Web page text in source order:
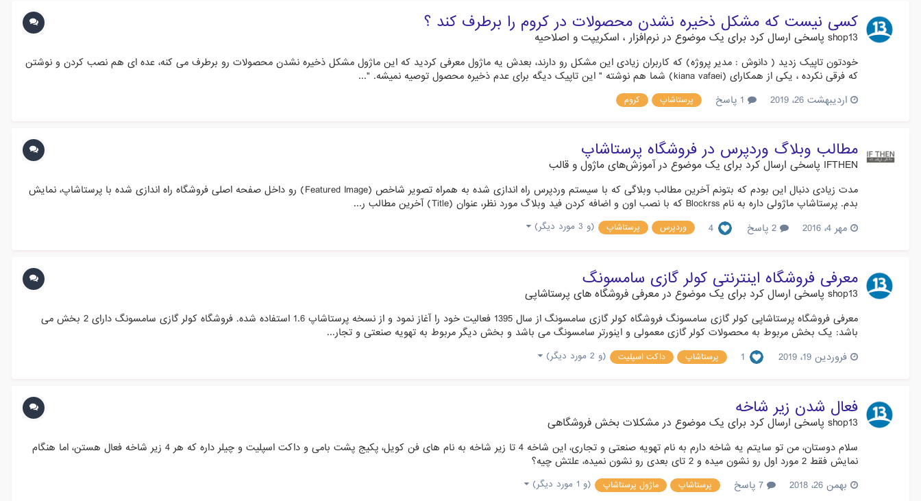
کسی نیست که مشکل ذخیره نشدن محصولات در کروم را برطرف کند ؟
shop13 پاسخی ارسال کرد برای یک موضوع در نرم‌افزار ، اسکریپت و اصلاحیه
خودتون تاپیک زدید ( دانوش : مدیر پروژه) که کاربران زیادی این مشکل رو دارند، بعدش یه ماژول معرفی کردید که این ماژول مشکل ذخیره نشدن محصولات رو برطرف می کنه، عده ای هم نصب کردن و نوشتن
که فرقی نکرده ، یکی از همکارای (kiana vafaei) شما هم نوشته " این تاپیک دیگه برای عدم ذخیره محصول توصیه نمیشه. "...
اردیبهشت 26، 2019
پرستاشاپ کروم
مطالب وبلاگ وردپرس در فروشگاه پرستاشاپ
IFTHEN پاسخی ارسال کرد برای یک موضوع درآموزش‌های ماژول و قالب
مدت زیادی دنبال این بودم که بتونم آخرین مطالب وبلاگی که با سیستم وردپرس راه اندازی شده به همراه تصویر شاخص (Featured Image) رو داخل صفحه اصلی فروشگاه راه اندازی شده با پرستاشاپ، نمایش
بدم. پرستاشاپ ماژولی داره به نام Blockrss که با نصب اون و اضافه کردن فید وبلاگ مورد نظر، عنوان (Title) آخرین مطالب ر...
مهر 4، 2016
4 وردپرس پرستاشاپ (و 3 مورد دیگر)
معرفی فروشگاه اینترنتی کولر گازی سامسونگ
shop13 پاسخی ارسال کرد برای یک موضوع در معرفی فروشگاه های پرستاشاپی
معرفی فروشگاه پرستاشاپی کولر گازی سامسونگ فروشگاه کولر گازی سامسونگ از سال 1395 فعالیت خود را آغاز نمود و از نسخه پرستاشاپ 1.6 استفاده شده. فروشگاه کولر گازی سامسونگ دارای 2 بخش می
باشد: یک بخش مربوط به محصولات کولر گازی معمولی و اینورتر سامسونگ می باشد و بخش دیگر مربوط به تهویه صنعتی و تجار...
فروردین 19، 2019
1 پرستاشاپ داکت اسپلیت (و 2 مورد دیگر)
فعال شدن زیر شاخه
shop13 پاسخی ارسال کرد برای یک موضوع در مشکلات بخش فروشگاهی
سلام دوستان، من تو سایتم یه شاخه دارم به نام تهویه صنعتی و تجاری، این شاخه 4 تا زیر شاخه به نام های فن کویل، پکیج پشت بامی و داکت اسپلیت و چیلر داره که هر 4 زیر شاخه فعال هستن، اما هنگام
نمایش فقط 2 مورد اول رو نشون میده و 2 تای بعدی رو نشون نمیده، علتش چیه؟
بهمن 26، 2018
پرستاشاپ ماژول پرستاشاپ (و 1 مورد دیگر)